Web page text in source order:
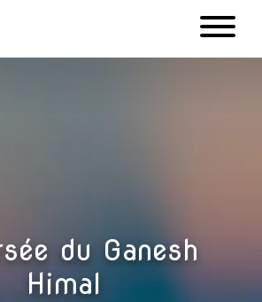
du Ganesh
Himal